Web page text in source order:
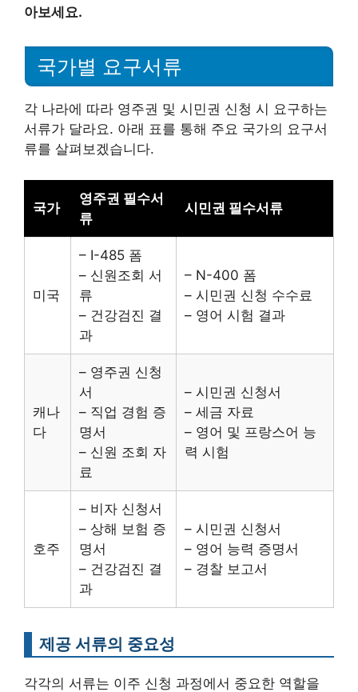
아보세요.
국가별 요구서류
각 나라에 따라 영주권 및 시민권 신청 시 요구하는
서류가 달라요. 아래 표를 통해 주요 국가의 요구서
류를 살펴보겠습니다.
국가
영주권 필수서
류
시민권 필수서류
미국
– I-485 폼
– 신원조회 서
류
– 건강검진 결
과
– N-400 폼
– 시민권 신청 수수료
– 영어 시험 결과
캐나
다
– 영주권 신청
서
– 직업 경험 증
명서
– 신원 조회 자
료
– 시민권 신청서
– 세금 자료
– 영어 및 프랑스어 능
력 시험
호주
– 비자 신청서
– 상해 보험 증
명서
– 건강검진 결
과
– 시민권 신청서
– 영어 능력 증명서
– 경찰 보고서
제공 서류의 중요성
각각의 서류는 이주 신청 과정에서 중요한 역할을